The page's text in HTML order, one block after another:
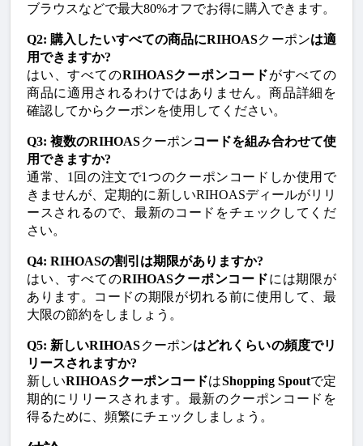
ブラウスなどで最大80%オフでお得に購入できます。
Q2: 購入したいすべての商品にRIHOASクーポンは適
用できますか?
はい、すべてのRIHOASクーポンコードがすべての
商品に適用されるわけではありません。商品詳細を
確認してからクーポンを使用してください。
Q3: 複数のRIHOASクーポンコードを組み合わせて使
用できますか?
通常、1回の注文で1つのクーポンコード しか使用で
きませんが、定期的に新しいRIHOASディールがリリ
ースされるので、最新のコードをチェックしてくだ
さい。
Q4: RIHOASの割引は期限がありますか?
はい、すべてのRIHOASクーポンコードには期限が
あります。コードの期限が切れる前に使用して、最
大限の節約をしましょう。
Q5: 新しいRIHOASクーポンはどれくらいの頻度でリ
リースされますか?
新しいRIHOASクーポンコードはShopping Spoutで定
期的にリリースされます。最新のクーポンコードを
得るために、頻繁にチェックしましょう。